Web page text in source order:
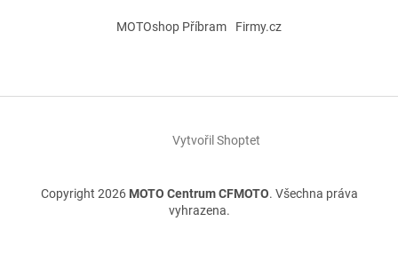
MOTOshop Příbram Firmy.cz
Vytvořil Shoptet
Copyright 2026 MOTO Centrum CFMOTO. Všechna práva
vyhrazena.